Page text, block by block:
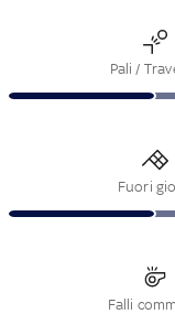
Pali /
Fuori
Falli